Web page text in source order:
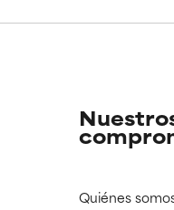
pero con la
pero con la
Quiénes